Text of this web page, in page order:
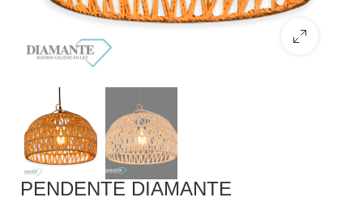
PENDENTE DIAMANTE